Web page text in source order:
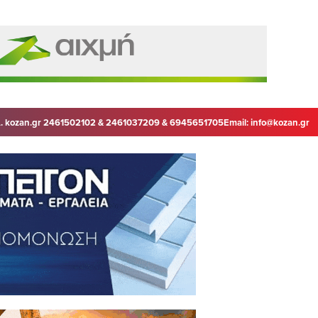
kozan.gr 2461502102 & 2461037209 & 6945651705Email:info@kozan.gr